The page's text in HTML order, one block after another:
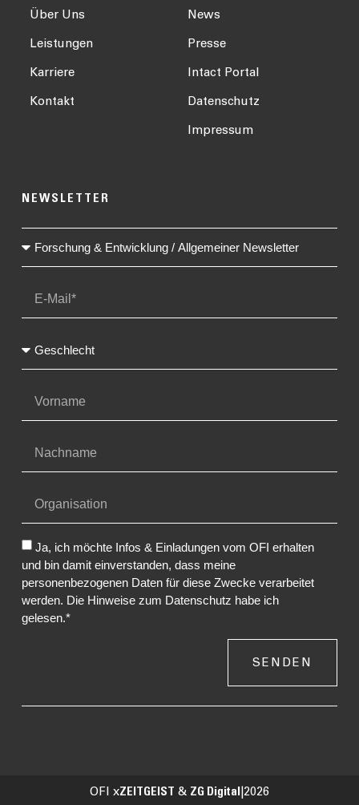
Über Uns
Leistungen
Karriere
Kontakt
News
Presse
Intact Portal
Datenschutz
Impressum
NEWSLETTER
Ja, ich möchte Infos & Einladungen vom OFI erhalten
und bin damit einverstanden, dass meine
personenbezogenen Daten für diese Zwecke verarbeitet
werden. Die Hinweise zum Datenschutz habe ich
gelesen.*
SENDEN
OFI xZEITGEIST & ZG Digital 2026